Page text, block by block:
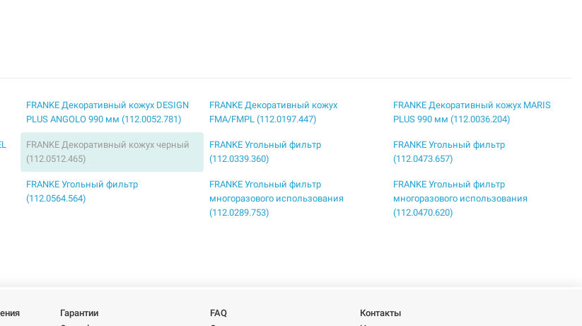
FRANKE Декоративный кожух DESIGN
PLUS ANGOLO 990 мм (112.0052.781)
FRANKE Декоративный кожух
FMA/FMPL (112.0197.447)
FRANKE Декоративный кожух MARIS
PLUS 990 мм (112.0036.204)
FRANKE Декоративный кожух черный
(112.0512.465)
FRANKE Угольный фильтр
(112.0339.360)
FRANKE Угольный фильтр
(112.0473.657)
FRANKE Угольный фильтр
(112.0564.564)
FRANKE Угольный фильтр
многоразового использования
(112.0289.753)
FRANKE Угольный фильтр
многоразового использования
(112.0470.620)
Гарантии FAQ
Контакты